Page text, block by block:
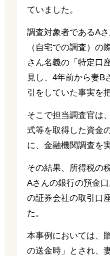
ていました。
調査対象者であるA
（自宅での調査）の
さん名義の「特定口
見し、4年前から妻B
引をしていた事実を
そこで担当調査官は
式等を取得した資金
に、金融機関調査を
その結果、所得税の
Aさんの銀行の預金
の証券会社の取引口
た。
本事例においては、
の送金時」とされ、